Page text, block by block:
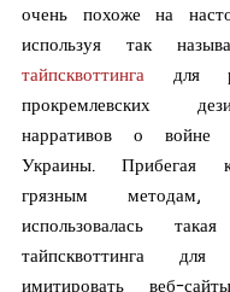
очень похоже на
используя так
тайпсквоттинга для
прокремлевских
нарративов о войне
Украины. Прибегая
грязным
использовалась
тайпсквоттинга
имитировать веб-